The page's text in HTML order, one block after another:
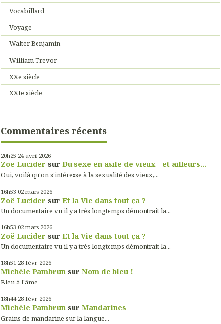
Vocabillard
Voyage
Walter Benjamin
William Trevor
XXe siècle
XXIe siècle
Commentaires récents
20h25 24 avril 2026
Zoë Lucider sur Du sexe en asile de vieux - et ailleurs...
Oui, voilà qu'on s'intéresse à la sexualité des vieux,...
16h53 02 mars 2026
Zoë Lucider sur Et la Vie dans tout ça ?
Un documentaire vu il y a très longtemps démontrait la...
16h53 02 mars 2026
Zoë Lucider sur Et la Vie dans tout ça ?
Un documentaire vu il y a très longtemps démontrait la...
18h51 28 févr. 2026
Michèle Pambrun sur Nom de bleu !
Bleu à l'âme...
18h44 28 févr. 2026
Michèle Pambrun sur Mandarines
Grains de mandarine sur la langue...